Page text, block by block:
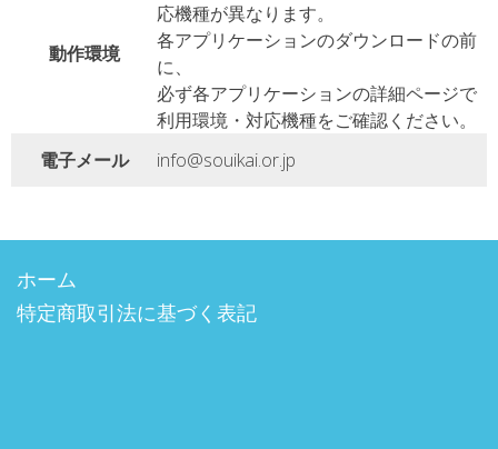
動作環境
応機種が異なります。
各アプリケーションのダウンロードの前
に、
必ず各アプリケーションの詳細ページで
利用環境・対応機種をご確認ください。
電子メール
info@souikai.or.jp
ホーム
特定商取引法に基づく表記